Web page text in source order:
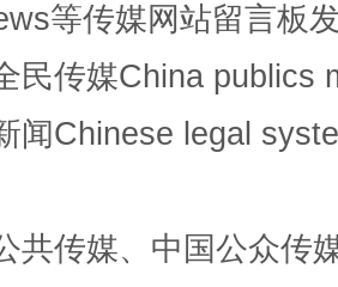
等传媒网站留言板
民传媒China publics
闻Chinese legal
共传媒、中国公众传